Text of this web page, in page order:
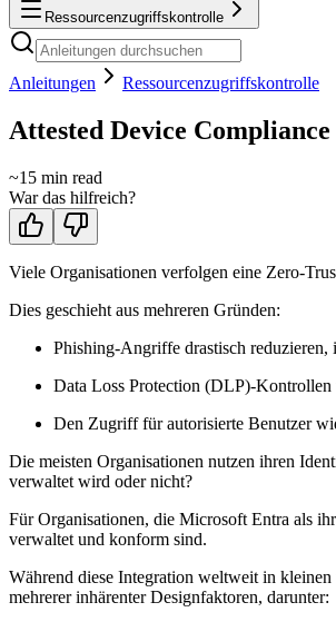
Ressourcenzugriffskontrolle
Anleitungen Ressourcenzugriffskontrolle
Attested Device
~15 min read
War das hilfreich?
Viele Organisationen verfolgen eine Zero-
Dies geschieht aus mehreren Gründen:
Phishing-Angriffe drastisch reduzieren,
Data Loss Protection (DLP)-
Den Zugriff für autorisierte Benutzer
Die meisten Organisationen nutzen ihren
verwaltet wird oder nicht?
Für Organisationen, die Microsoft Entra als
verwaltet und konform sind.
Während diese Integration weltweit in
mehrerer inhärenter Designfaktoren, darunter: